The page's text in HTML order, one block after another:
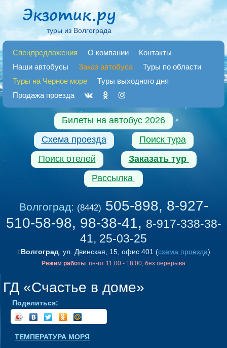
туры из Волгограда
Спецпредложения О компании
Контакты
Наши автобусы
Заказ автобуса
Туры по области
Туры на Черное море
Туры выходного дня
Продажа проезда
Билеты на автобус 2026
Схема проезда
Поиск тура
Поиск отелей
Заказать тур
Рассылка
Волгоград: (8442) 505-898, 8-927-
510-58-98, 98-38-41, 8-917-338-38-
41, 25-03-25
г.Волгоград, ул. Двинская, 15, офис 401 (схема проезда)
Режим работы: пн-пт 11:00 - 18:00, без перерыва
ГД «Счастье в доме»
Поделиться:
ТЕМПЕРАТУРА МОРЯ